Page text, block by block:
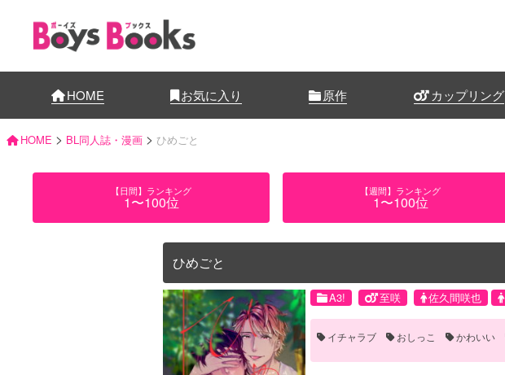
HOME お気に入り 原作 カップリング
HOME > BL同人誌・漫画 > ひめごと
【日間】ランキング
1〜100位
【週間】ランキング
1〜100位
ひめごと
A3! 至咲 佐久間咲也
イチャラブ おしっこ かわいい